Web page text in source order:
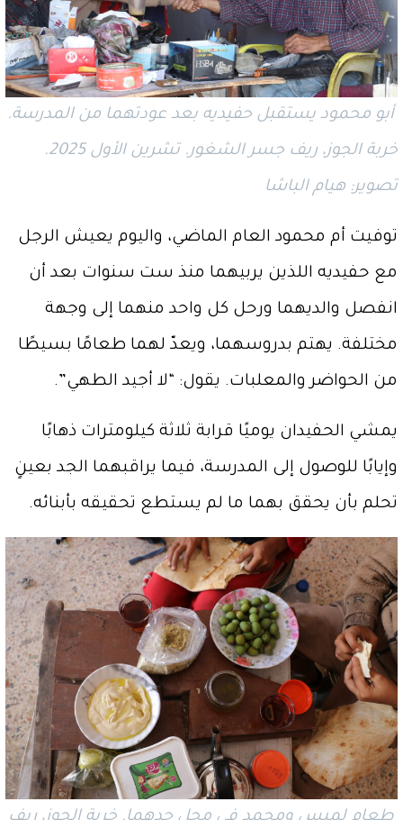
أبو محمود يستقبل حفيديه بعد عودتهما من المدرسة.
خربة الجوز، ريف جسر الشغور. تشرين الأول 2025.
تصوير: هيام الباشا
توفيت أم محمود العام الماضي، واليوم يعيش الرجل
مع حفيديه اللذين يربيهما منذ ست سنوات بعد أن
انفصل والديهما ورحل كل واحد منهما إلى وجهة
مختلفة. يهتم بدروسهما، ويعدّ لهما طعامًا بسيطًا
من الحواضر والمعلبات. يقول: “لا أجيد الطهي”.
يمشي الحفيدان يوميًا قرابة ثلاثة كيلومترات ذهابًا
وإيابًا للوصول إلى المدرسة، فيما يراقبهما الجد بعينٍ
تحلم بأن يحقق بهما ما لم يستطع تحقيقه بأبنائه.